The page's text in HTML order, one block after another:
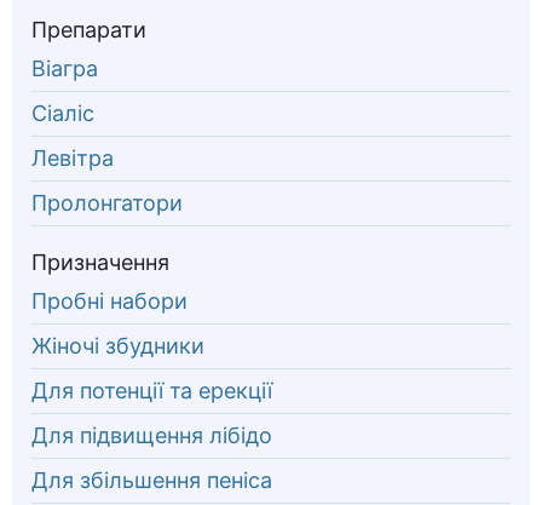
Препарати
Віагра
Сіаліс
Левітра
Пролонгатори
Призначення
Пробні набори
Жіночі збудники
Для потенції та ерекції
Для підвищення лібідо
Для збільшення пеніса